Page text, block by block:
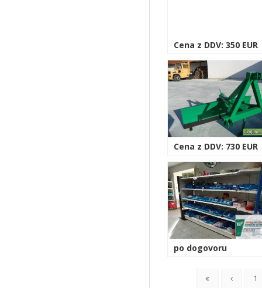
Cena z DDV: 350 EUR
Cena z DDV: 730 EUR
po dogovoru
1